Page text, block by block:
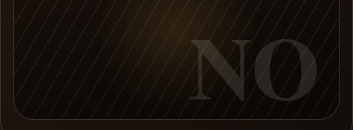
NO